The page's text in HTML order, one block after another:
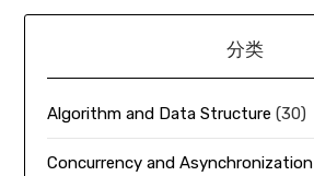
分类
Algorithm and Data Structure (30)
Concurrency and Asynchronization